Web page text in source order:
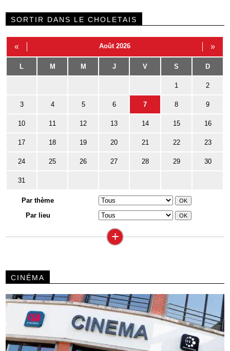
SORTIR DANS LE CHOLETAIS
« Août 2026 »
L M M J V S D
1 2
3 4 5 6 7 8 9
10 11 12 13 14 15 16
17 18 19 20 21 22 23
24 25 26 27 28 29 30
31
Par thème
Par lieu
+
CINÉMA